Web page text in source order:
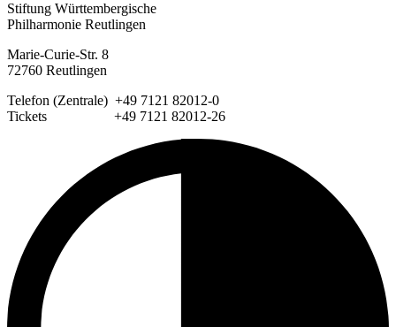
Stiftung Württembergische
Philharmonie Reutlingen
Marie-Curie-Str. 8
72760 Reutlingen
Telefon (Zentrale) +49 7121 82012-0
Tickets +49 7121 82012-26